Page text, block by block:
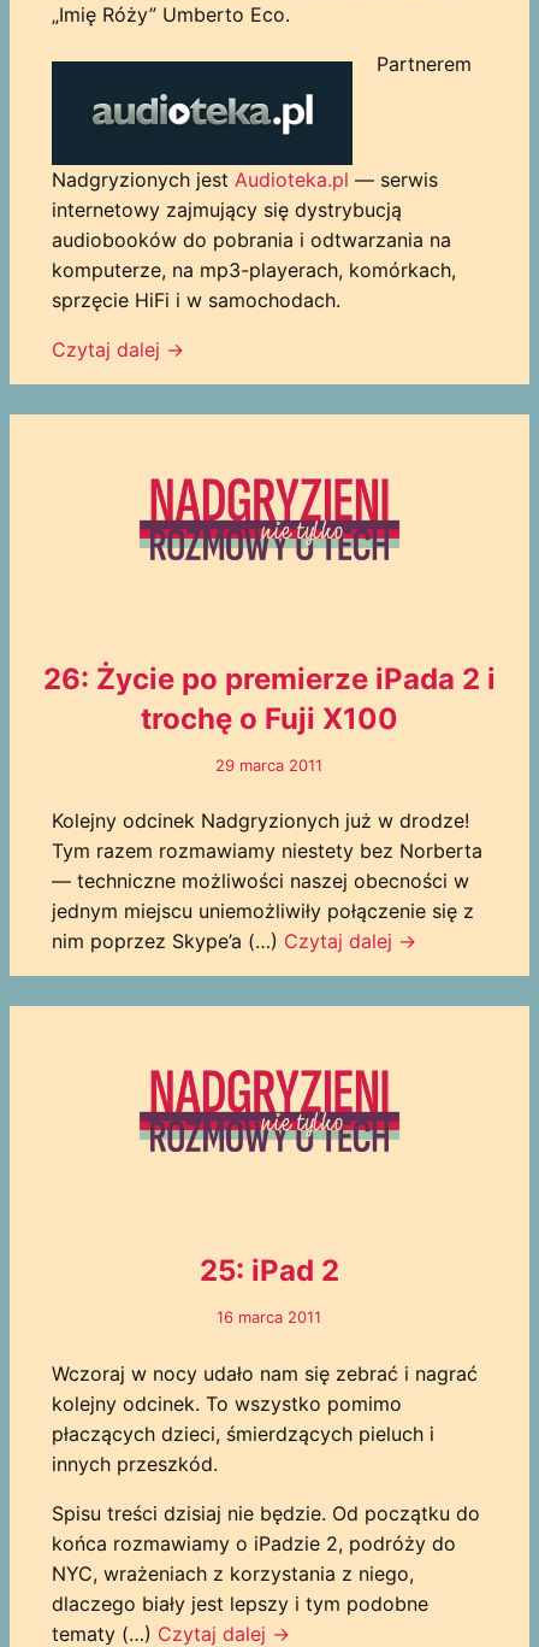
„Imię Róży” Umberto Eco.
Partnerem
Nadgryzionych jest Audioteka.pl — serwis
internetowy zajmujący się dystrybucją
audiobooków do pobrania i odtwarzania na
komputerze, na mp3-playerach, komórkach,
sprzęcie HiFi i w samochodach.
Czytaj dalej →
26: Życie po premierze iPada 2 i
trochę o Fuji X100
29 marca 2011
Kolejny odcinek Nadgryzionych już w drodze!
Tym razem rozmawiamy niestety bez Norberta
— techniczne możliwości naszej obecności w
jednym miejscu uniemożliwiły połączenie się z
nim poprzez Skype’a (…) Czytaj dalej →
25: iPad 2
16 marca 2011
Wczoraj w nocy udało nam się zebrać i nagrać
kolejny odcinek. To wszystko pomimo
płaczących dzieci, śmierdzących pieluch i
innych przeszkód.
Spisu treści dzisiaj nie będzie. Od początku do
końca rozmawiamy o iPadzie 2, podróży do
NYC, wrażeniach z korzystania z niego,
dlaczego biały jest lepszy i tym podobne
tematy (…) Czytaj dalej →